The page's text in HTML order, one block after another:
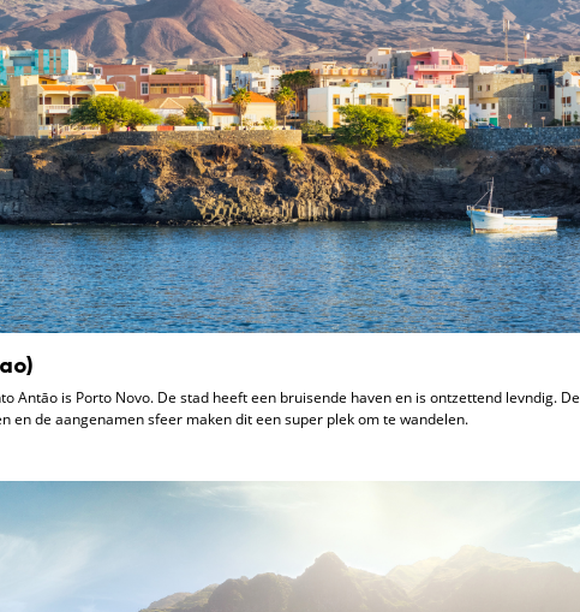
Antāo is Porto Novo. De stad heeft een bruisende haven en is ontzettend levndig. De
en de aangenamen sfeer maken dit een super plek om te wandelen.